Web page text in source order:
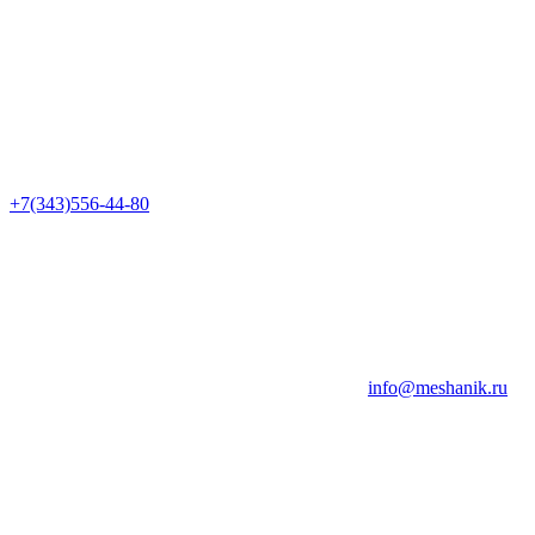
+7(343)556-44-80
info@meshanik.ru